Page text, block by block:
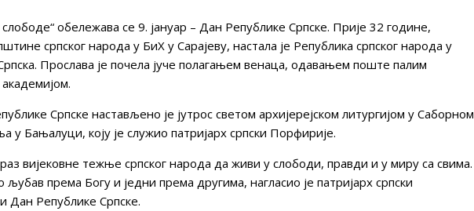
обележава се 9. јануар – Дан Републике Српске. Прије 32 године,
српског народа у БиХ у Сарајеву, настала је Република српског народа у
Прослава је почела јуче полагањем венаца, одавањем поште палим
Српске настављено је јутрос светом архијерејском литургијом у Саборном
у Бањалуци, коју је служио патријарх српски Порфирије.
вијековне тежње српског народа да живи у слободи, правди и у миру са свима.
према Богу и једни према другима, нагласио је патријарх српски
Дан Републике Српске.